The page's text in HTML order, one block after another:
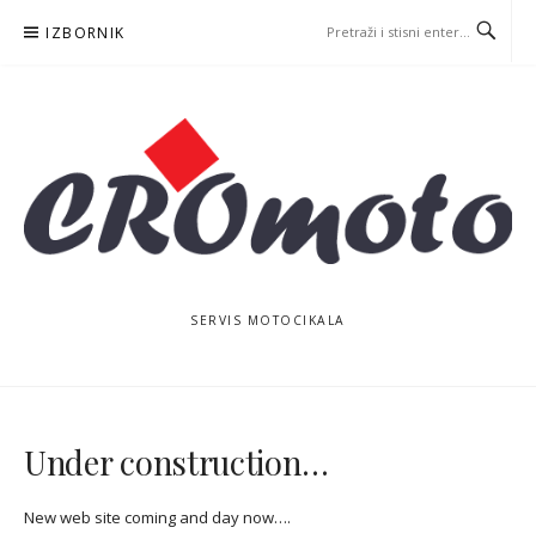
IZBORNIK
SERVIS MOTOCIKALA
Under construction…
New web site coming and day now….